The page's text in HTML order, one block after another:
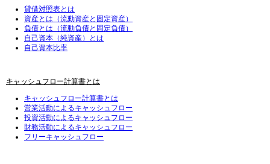
貸借対照表とは
資産とは（流動資産と固定資産）
負債とは（流動負債と固定負債）
自己資本（純資産）とは
自己資本比率
キャッシュフロー計算書とは
キャッシュフロー計算書とは
営業活動によるキャッシュフロー
投資活動によるキャッシュフロー
財務活動によるキャッシュフロー
フリーキャッシュフロー